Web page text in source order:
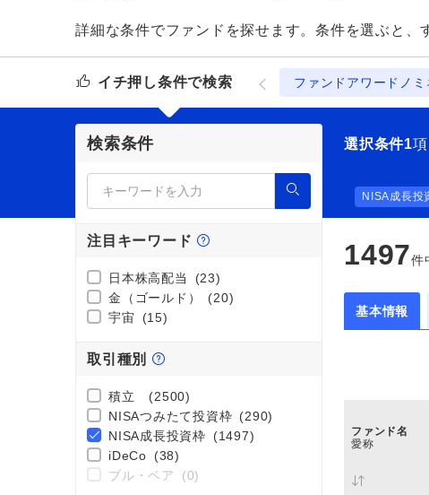
詳細な条件でファンドを探せます。条件を選ぶと、
イチ押し条件で検索 ファンドアワードノミ
検索条件
注目キーワード
日本株高配当
(23)
金（ゴールド）
(20)
宇宙
(15)
取引種別
積立
(2500)
NISAつみたて投資枠 (290)
NISA成長投資枠
(1497)
iDeCo
(38)
ブル・ベア
(0)
選択条件1項
NISA成長投
1497件
基本情報
ファンド名
愛称